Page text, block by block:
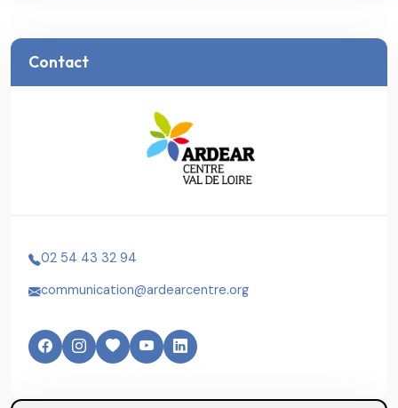
Contact
02 54 43 32 94
communication@ardearcentre.org